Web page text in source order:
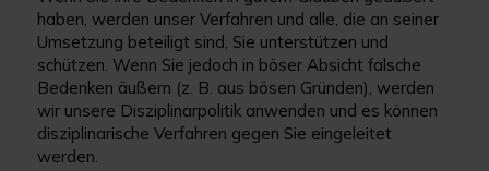
haben, werden unser Verfahren und alle, die an seiner
Umsetzung beteiligt sind, Sie unterstützen und
schützen. Wenn Sie jedoch in böser Absicht falsche
Bedenken äußern (z. B. aus bösen Gründen), werden
wir unsere Disziplinarpolitik anwenden und es können
disziplinarische Verfahren gegen Sie eingeleitet
werden.